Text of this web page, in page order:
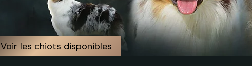
Voir les chiots disponibles
Voir les chiots disponibles